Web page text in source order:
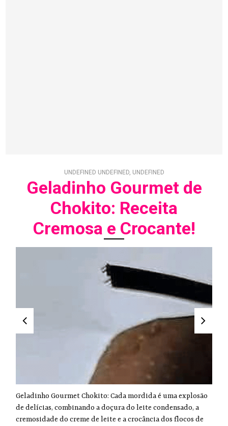
UNDEFINED UNDEFINED, UNDEFINED
Geladinho Gourmet de
Chokito: Receita
Cremosa e Crocante!
Geladinho Gourmet Chokito: Cada mordida é uma explosão
de delícias, combinando a doçura do leite condensado, a
cremosidade do creme de leite e a crocância dos flocos de